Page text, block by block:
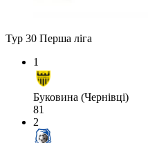
Тур 30 Перша ліга
1
Буковина (Чернівці)
81
2